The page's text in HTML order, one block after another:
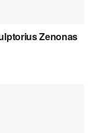
Zenonas